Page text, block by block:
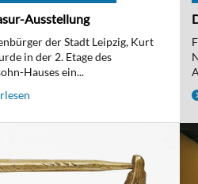
Ausstellung
der Stadt Leipzig, Kurt
in der 2. Etage des
Hauses ein...